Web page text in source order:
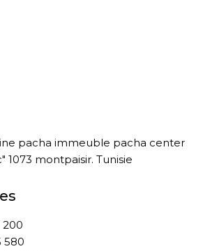
pacha immeuble pacha center
1073 montpaisir. Tunisie
200
580